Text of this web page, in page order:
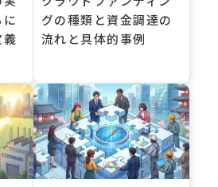
グの種類と資金調達の
流れと具体的事例